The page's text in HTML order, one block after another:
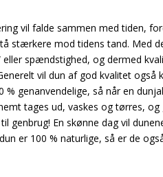
vil falde sammen med tiden,
stærkere mod tidens tand. Med
spændstighed, og dermed
vil dun af god kvalitet også
genanvendelige, så når en
tages ud, vaskes og tørres,
genbrug! En skønne dag vil
er 100 % naturlige, så er de